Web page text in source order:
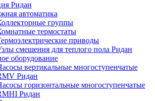
Ридан
автоматика
группы
термостаты
приводы
смешения для теплого пола Ридан
оборудование
вертикальные многоступенчатые
Ридан
горизонтальные многоступенчатые
Ридан